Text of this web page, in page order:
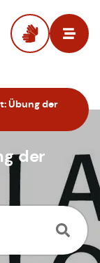
Übung der
der